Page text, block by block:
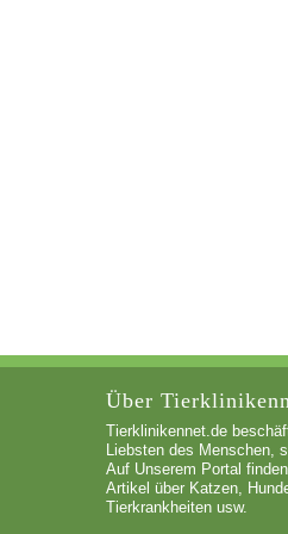
Über
Tierklinikennet.de
Liebsten des Menschen,
Auf Unserem Portal
Artikel über Katzen,
Tierkrankheiten usw.